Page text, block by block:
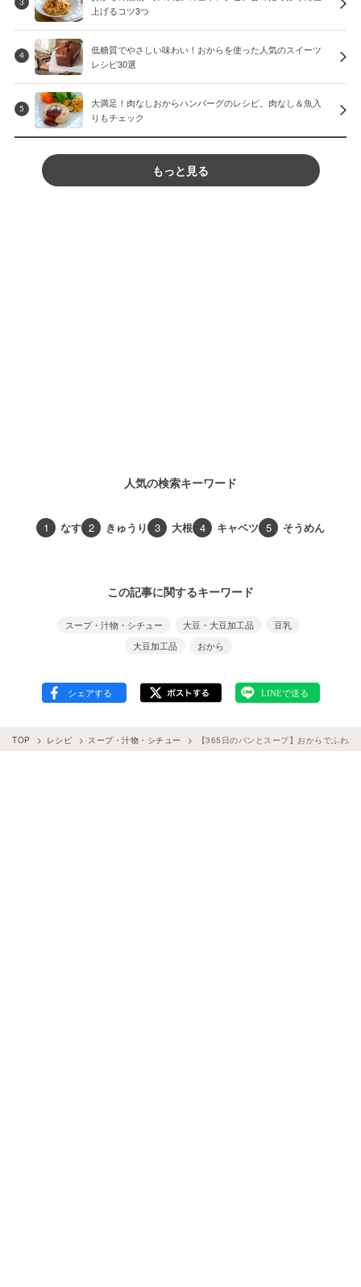
3
上げるコツ3つ
4
低糖質でやさしい味わい！おからを使った人気のスイーツ
レシピ30選
5
大満足！肉なしおからハンバーグのレシピ。肉なし＆魚入
りもチェック
もっと見る
人気の検索キーワード
1 なす 2 きゅうり 3 大根 4 キャベツ 5 そうめん
この記事に関するキーワード
スープ・汁物・シチュー 大豆・大豆加工品
豆乳
大豆加工品
おから
TOP レシピ スープ・汁物・シチュー 【365日のパンとスープ】おからでふわふ